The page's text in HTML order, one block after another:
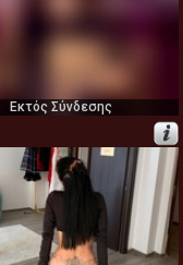
Εκτός Σύνδεσης